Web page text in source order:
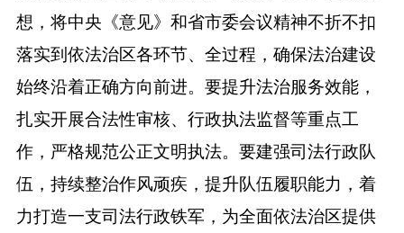
想，将中央《意见》和省市委会议精神不折不扣
落实到依法治区各环节、全过程，确保法治建设
始终沿着正确方向前进。要提升法治服务效能，
扎实开展合法性审核、行政执法监督等重点工
作，严格规范公正文明执法。要建强司法行政队
伍，持续整治作风顽疾，提升队伍履职能力，着
力打造一支司法行政铁军，为全面依法治区提供